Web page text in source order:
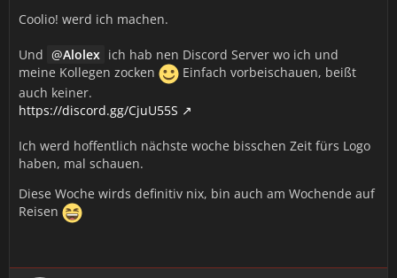
Coolio! werd ich machen.
Und Alolex ich hab nen Discord Server wo ich und
meine Kollegen zocken
Einfach vorbeischauen, beißt
auch keiner.
https://discord.gg/CjuU55S
Ich werd hoffentlich nächste woche bisschen Zeit fürs Logo
haben, mal schauen.
Diese Woche wirds definitiv nix, bin auch am Wochende auf
Reisen